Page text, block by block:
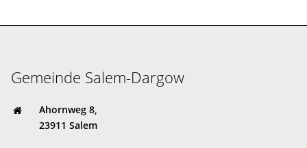
Gemeinde Salem-Dargow
Ahornweg 8,
23911 Salem